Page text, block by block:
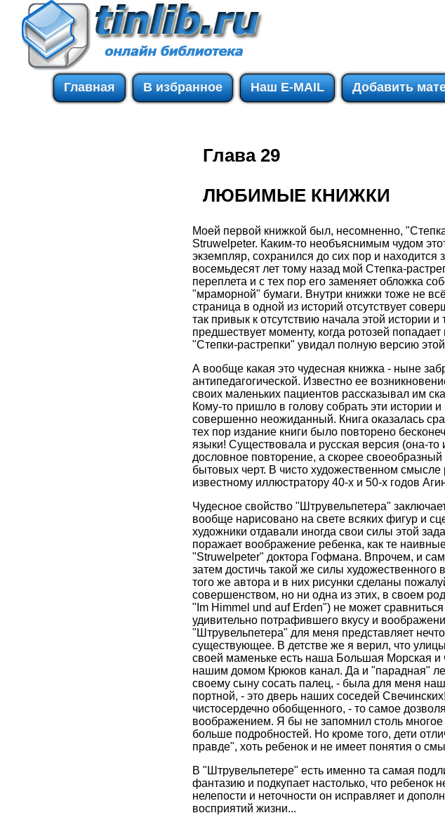
Главная В избранное Наш E-MAIL Добавить
Глава 29
ЛЮБИМЫЕ КНИЖКИ
Моей первой книжкой был, несомненно,
Struwelpeter. Каким-то необъяснимым чудом
экземпляр, сохранился до сих пор и
восемьдесят лет тому назад мой Степка-
переплета и с тех пор его заменяет обложка
"мраморной" бумаги. Внутри книжки тоже не
страница в одной из историй отсутствует
так привык к отсутствию начала этой истории
предшествует моменту, когда ротозей
"Степки-растрепки" увидал полную версию
А вообще какая это чудесная книжка - ныне
антипедагогической. Известно ее
своих маленьких пациентов рассказывал им
Кому-то пришло в голову собрать эти истории
совершенно неожиданный. Книга оказалась
тех пор издание книги было повторено
языки! Существовала и русская версия (она-
дословное повторение, а скорее
бытовых черт. В чисто художественном
известному иллюстратору 40-х и 50-х годов
Чудесное свойство "Штрувельпетера"
вообще нарисовано на свете всяких фигур и
художники отдавали иногда свои силы этой
поражает воображение ребенка, как те
"Struwelpeter" доктора Гофмана. Впрочем, и
затем достичь такой же силы художественного
того же автора и в них рисунки сделаны
совершенством, но ни одна из этих, в своем
"Im Himmel und auf Erden") не может
удивительно потрафившего вкусу и
"Штрувельпетера" для меня представляет
существующее. В детстве же я верил, что
своей маменьке есть наша Большая Морская и
нашим домом Крюков канал. Да и "парадная"
своему сыну сосать палец, - была для меня
портной, - это дверь наших соседей
чистосердечно обобщенного, - то самое
воображением. Я бы не запомнил столь
больше подробностей. Но кроме того, дети
правде", хоть ребенок и не имеет понятия о
В "Штрувельпетере" есть именно та самая
фантазию и подкупает настолько, что ребенок
нелепости и неточности он исправляет и
восприятий жизни...